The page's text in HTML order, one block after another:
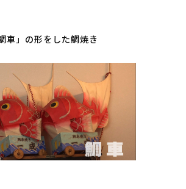
車」の形をした鯛焼き